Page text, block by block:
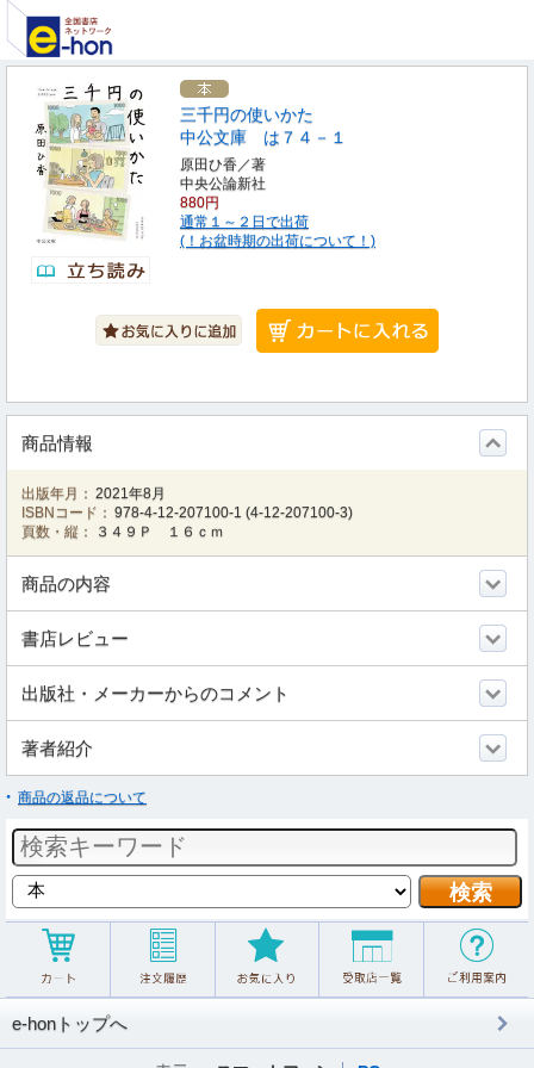
三千円の使いかた
中公文庫 は７４－１
原田ひ香／著
中央公論新社
880円
通常１～２日で出荷
(！お盆時期の出荷について！)
商品情報
出版年月： 2021年8月
ISBNコード： 978-4-12-207100-1 (4-12-207100-3)
頁数・縦：
３４９Ｐ １６ｃｍ
商品の内容
書店レビュー
出版社・メーカーからのコメント
著者紹介
商品の返品について
e-honトップへ